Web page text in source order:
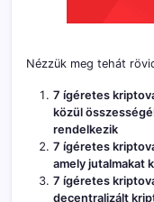
Nézzük meg tehát
7 ígéretes
közül
rendelkezik
7 ígéretes
amely jutalmakat
7 ígéretes
decentralizált